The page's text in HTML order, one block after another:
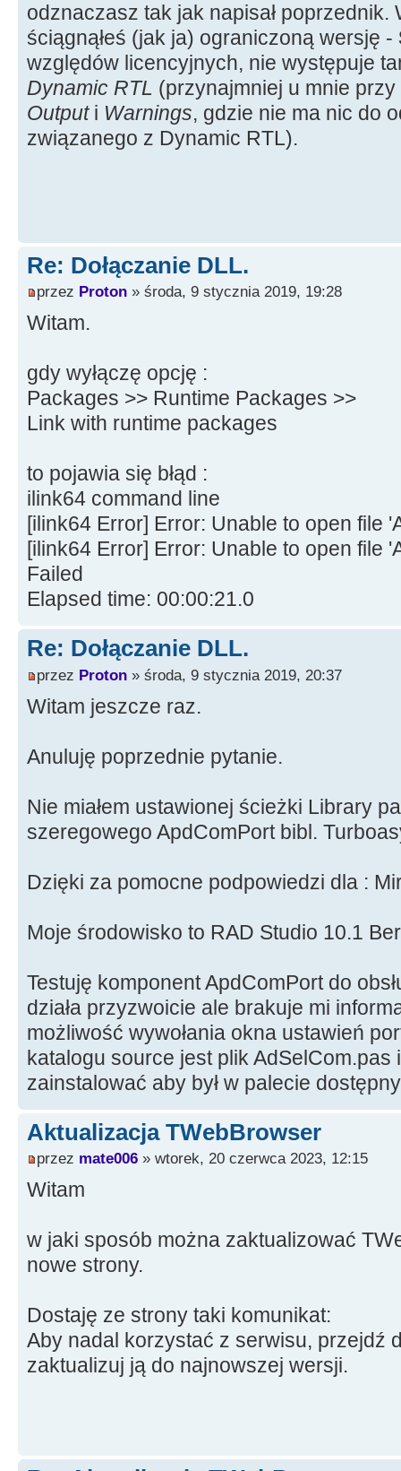
odznaczasz tak jak napisał poprzednik.
ściągnąłeś (jak ja) ograniczoną wersję -
względów licencyjnych, nie występuje
Dynamic RTL (przynajmniej u mnie
Outputi Warnings, gdzie nie ma nic do
związanego z Dynamic RTL).
Re: Dołączanie DLL.
przez Proton » środa, 9 stycznia 2019, 19:28
Witam.
gdy wyłączę opcję :
Packages >> Runtime Packages >>
Link with runtime packages
to pojawia się błąd :
ilink64 command line
[ilink64 Error] Error: Unable to open file
[ilink64 Error] Error: Unable to open file
Failed
Elapsed time: 00:00:21.0
Re: Dołączanie DLL.
przez Proton » środa, 9 stycznia 2019, 20:37
Witam jeszcze raz.
Anuluję poprzednie pytanie.
Nie miałem ustawionej ścieżki Library
szeregowego ApdComPort bibl.
Dzięki za pomocne podpowiedzi dla :
Moje środowisko to RAD Studio 10.1
Testuję komponent ApdComPort do
działa przyzwoicie ale brakuje mi
możliwość wywołania okna ustawień
katalogu source jest plik AdSelCom.pas
zainstalować aby był w palecie
Aktualizacja TWebBrowser
przez mate006 » wtorek, 20 czerwca 2023, 12:15
Witam
w jaki sposób można zaktualizować
nowe strony.
Dostaję ze strony taki komunikat:
Aby nadal korzystać z serwisu, przejdź
zaktualizuj ją do najnowszej wersji.